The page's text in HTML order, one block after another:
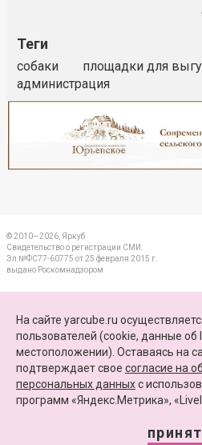
Теги
собаки площадки для
администрация
© 2010—2026, Яркуб
Свидетельство о регистрации СМИ:
Эл №ФС77-60775 от 25 февраля 2015 г.
выдано Роскомнадзором
ПАРТНЕРЫ
КАРТА САЙТА
+7 (4852) 64-15-52
Сайт функционирует при финансовой поддержке
На сайте yarcube.ru
пользователей (cookie, данные об
местоположении). Оставаясь на
подтверждает свое согласие на
персональных данныхc
программ «Яндекс.Метрика»,